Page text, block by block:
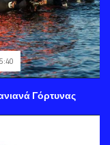
Γόρτυνας